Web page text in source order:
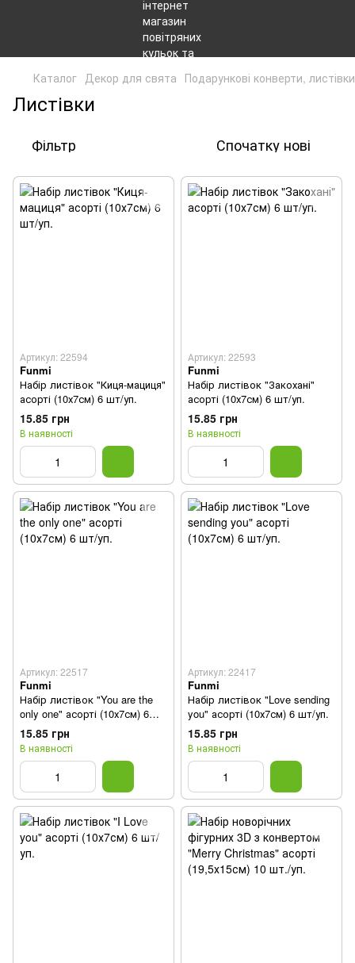
Каталог Декор для свята Подарункові конверти,
Листівки
Фільтр Спочатку нові
Артикул: 22594
Funmi
Набір листівок "Киця-мациця"
асорті (10х7см) 6 шт/уп.
15.85 грн
В наявності
Артикул: 22593
Funmi
Набір листівок "Закохані"
асорті (10х7см) 6 шт/уп.
15.85 грн
В наявності
Артикул: 22517
Funmi
Набір листівок "You are the
only one" асорті (10х7см) 6
шт/уп.
15.85 грн
В наявності
Артикул: 22417
Funmi
Набір листівок "Love sending
you" асорті (10х7см) 6 шт/уп.
15.85 грн
В наявності